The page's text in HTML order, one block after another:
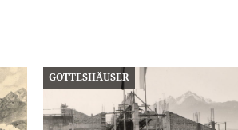
GOTTESHÄUSER